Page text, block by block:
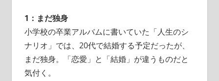
1：まだ独身
小学校の卒業アルバムに書いていた「人生のシ
ナリオ」では、20代で結婚する予定だったが、
まだ独身。「恋愛」と「結婚」が違うものだと
気付く。